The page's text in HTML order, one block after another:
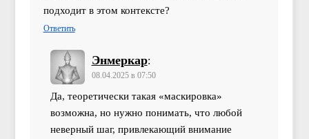
подходит в этом контексте?
Ответить
Энмеркар:
08.04.2025 в 07:50
Да, теоретически такая «маскировка»
возможна, но нужно понимать, что любой
неверный шаг, привлекающий внимание